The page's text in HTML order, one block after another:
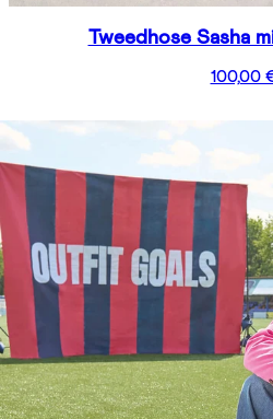
Tweedhose Sasha
100,00